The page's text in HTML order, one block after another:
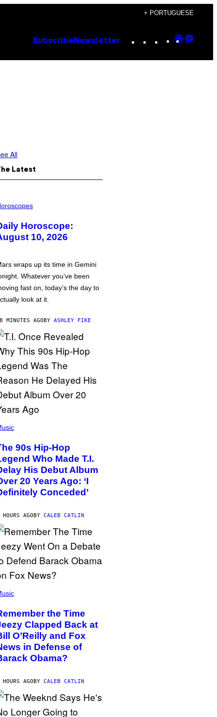
+ PORTUGUESE
Subscribe Newsletter Instagram
TikTok
YouTube
Google
All
Latest
Horoscope:
10, 2026
wraps up its time in Gemini
Whatever you’ve been
fast on, today’s the day to
look at it.
MINUTES AGOBY ASHLEY FIKE
90s Hip-Hop
Who Made T.I.
His Debut Album
20 Years Ago: ‘I
Conceded’
AGOBY CALEB CATLIN
the Time
Clapped Back at
O’Reilly and Fox
in Defense of
Obama?
AGOBY CALEB CATLIN